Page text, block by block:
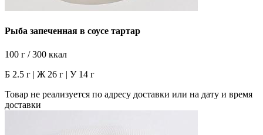
Рыба запеченная в соусе тартар
100 г / 300 ккал
Б 2.5 г | Ж 26 г | У 14 г
Товар не реализуется по адресу доставки или на дату и время
доставки